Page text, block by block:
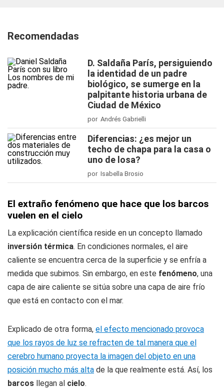
Recomendadas
D. Saldaña París, persiguiendo
la identidad de un padre
biológico, se sumerge en la
palpitante historia urbana de
Ciudad de México
por Andrés Gabrielli
Diferencias: ¿es mejor un
techo de chapa para la casa o
uno de losa?
por Isabella Brosio
El extraño fenómeno que hace que los barcos
vuelen en el cielo
La explicación científica reside en un concepto llamado
inversión térmica. En condiciones normales, el aire
caliente se encuentra cerca de la superficie y se enfría a
medida que subimos. Sin embargo, en este fenómeno, una
capa de aire caliente se sitúa sobre una capa de aire frío
que está en contacto con el mar.
Explicado de otra forma, el efecto mencionado provoca
que los rayos de luz se refracten de tal manera que el
cerebro humano proyecta la imagen del objeto en una
posición mucho más alta de la que realmente está. Así, los
barcos llegan al cielo.